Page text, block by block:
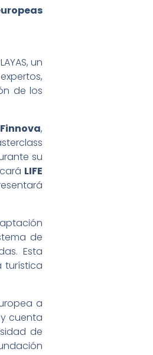
un
de los
,
su
LIFE
de
Esta
turística
a
cuenta
de